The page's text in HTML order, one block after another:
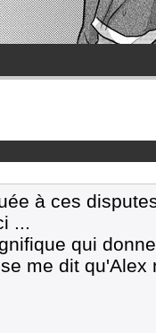
à ces
...
qui
me dit